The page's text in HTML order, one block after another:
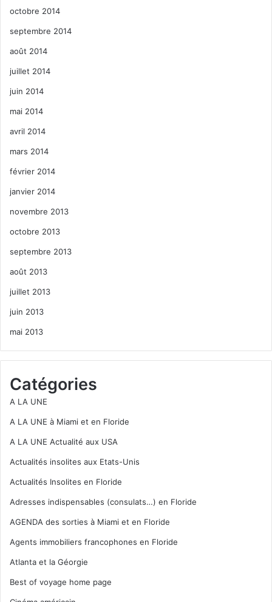
octobre 2014
septembre 2014
août 2014
juillet 2014
juin 2014
mai 2014
avril 2014
mars 2014
février 2014
janvier 2014
novembre 2013
octobre 2013
septembre 2013
août 2013
juillet 2013
juin 2013
mai 2013
Catégories
A LA UNE
A LA UNE à Miami et en Floride
A LA UNE Actualité aux USA
Actualités insolites aux Etats-Unis
Actualités Insolites en Floride
Adresses indispensables (consulats…) en Floride
AGENDA des sorties à Miami et en Floride
Agents immobiliers francophones en Floride
Atlanta et la Géorgie
Best of voyage home page